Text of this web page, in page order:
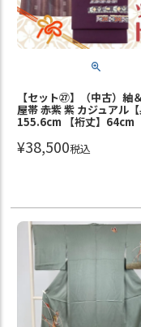
【セット㉗】（中古）紬
屋帯 赤紫 紫 カジュアル【
155.6cm 【裄丈】64cm
¥38,500税込